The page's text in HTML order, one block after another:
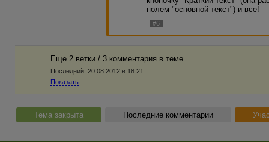
полем "основной текст") и все!
#6
Еще 2 ветки / 3 комментария в темe
Последний: 20.08.2012 в 18:21
Показать
Тема закрыта Последние комментарии